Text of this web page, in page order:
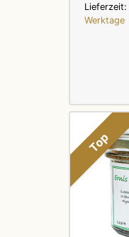
Lieferzeit:
Werktage
Top